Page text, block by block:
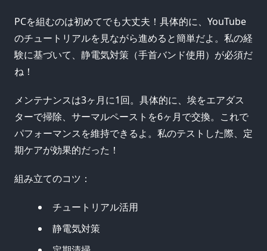
PCを組むのは初めてでも大丈夫！具体的に、YouTube
のチュートリアルを見ながら進めると簡単だよ。私の経
験に基づいて、静電気対策（手首バンド使用）が必須だ
ね！
メンテナンスは3ヶ月に1回。具体的に、埃をエアダス
ターで掃除、サーマルペーストを6ヶ月で交換。これで
パフォーマンスを維持できるよ。私のテストした際、定
期ケアが効果的だった！
組み立てのコツ：
チュートリアル活用
静電気対策